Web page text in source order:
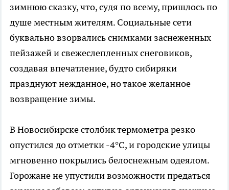
зимнюю сказку, что, судя по всему, пришлось по
душе местным жителям. Социальные сети
буквально взорвались снимками заснеженных
пейзажей и свежеслепленных снеговиков,
создавая впечатление, будто сибиряки
празднуют нежданное, но такое желанное
возвращение зимы.
В Новосибирске столбик термометра резко
опустился до отметки -4°C, и городские улицы
мгновенно покрылись белоснежным одеялом.
Горожане не упустили возможности предаться